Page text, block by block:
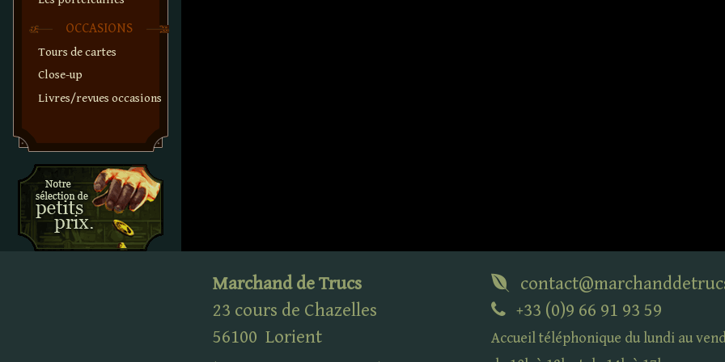
OCCASIONS
Tours de cartes
Close-up
Livres/revues occasions
Marchand de Trucs
23 cours de Chazelles
56100 Lorient
+33 (0)9 66 91 93 59
Accueil téléphonique du lundi au